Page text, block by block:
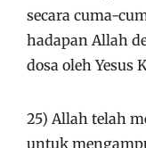
secara cuma-
hadapan Allah
dosa oleh Yesus
25) Allah telah
untuk